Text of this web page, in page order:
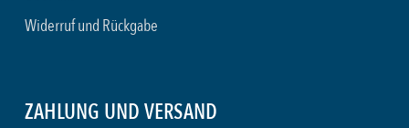
Widerruf und Rückgabe
ZAHLUNG UND VERSAND